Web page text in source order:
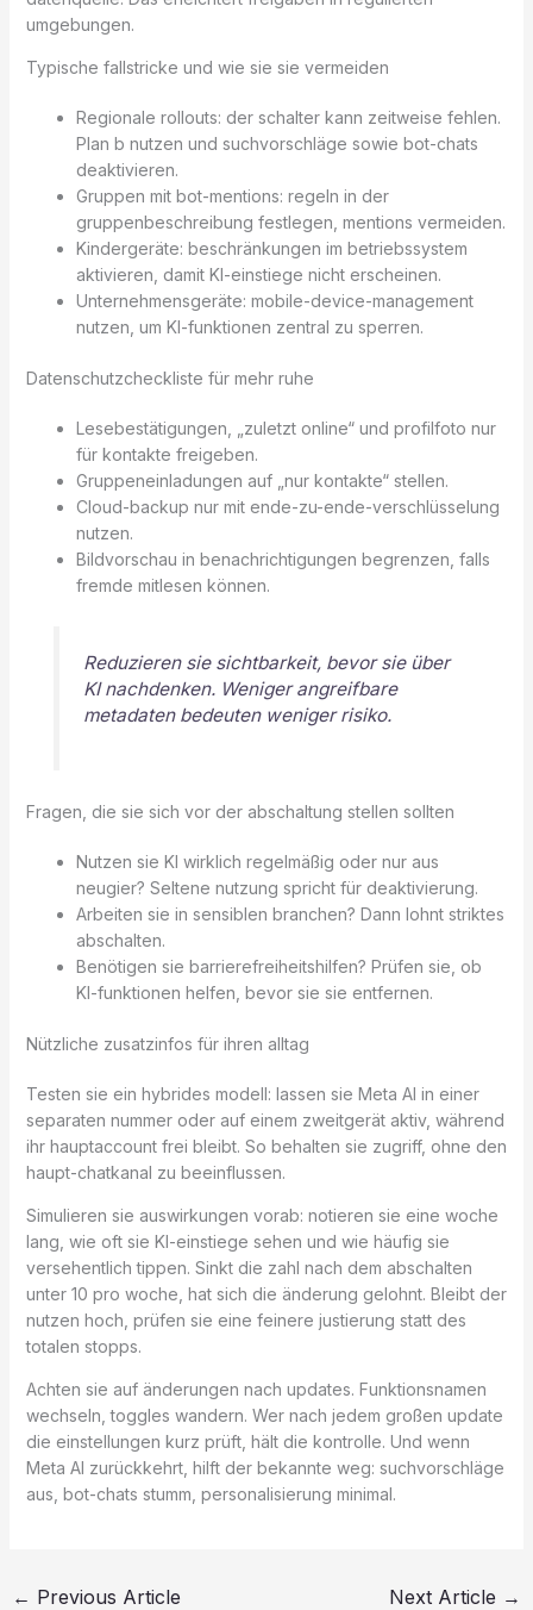
umgebungen.
Typische fallstricke und wie sie sie vermeiden
Regionale rollouts: der schalter kann zeitweise fehlen.
Plan b nutzen und suchvorschläge sowie bot-chats
deaktivieren.
Gruppen mit bot-mentions: regeln in der
gruppenbeschreibung festlegen, mentions vermeiden.
Kindergeräte: beschränkungen im betriebssystem
aktivieren, damit KI-einstiege nicht erscheinen.
Unternehmensgeräte: mobile-device-management
nutzen, um KI-funktionen zentral zu sperren.
Datenschutzcheckliste für mehr ruhe
Lesebestätigungen, „zuletzt online“ und profilfoto nur
für kontakte freigeben.
Gruppeneinladungen auf „nur kontakte“ stellen.
Cloud-backup nur mit ende-zu-ende-verschlüsselung
nutzen.
Bildvorschau in benachrichtigungen begrenzen, falls
fremde mitlesen können.
Reduzieren sie sichtbarkeit, bevor sie über
KI nachdenken. Weniger angreifbare
metadaten bedeuten weniger risiko.
Fragen, die sie sich vor der abschaltung stellen sollten
Nutzen sie KI wirklich regelmäßig oder nur aus
neugier? Seltene nutzung spricht für deaktivierung.
Arbeiten sie in sensiblen branchen? Dann lohnt striktes
abschalten.
Benötigen sie barrierefreiheitshilfen? Prüfen sie, ob
KI-funktionen helfen, bevor sie sie entfernen.
Nützliche zusatzinfos für ihren alltag
Testen sie ein hybrides modell: lassen sie Meta AI in einer
separaten nummer oder auf einem zweitgerät aktiv, während
ihr hauptaccount frei bleibt. So behalten sie zugriff, ohne den
haupt-chatkanal zu beeinflussen.
Simulieren sie auswirkungen vorab: notieren sie eine woche
lang, wie oft sie KI-einstiege sehen und wie häufig sie
versehentlich tippen. Sinkt die zahl nach dem abschalten
unter 10 pro woche, hat sich die änderung gelohnt. Bleibt der
nutzen hoch, prüfen sie eine feinere justierung statt des
totalen stopps.
Achten sie auf änderungen nach updates. Funktionsnamen
wechseln, toggles wandern. Wer nach jedem großen update
die einstellungen kurz prüft, hält die kontrolle. Und wenn
Meta AI zurückkehrt, hilft der bekannte weg: suchvorschläge
aus, bot-chats stumm, personalisierung minimal.
← Previous Article Next Article →